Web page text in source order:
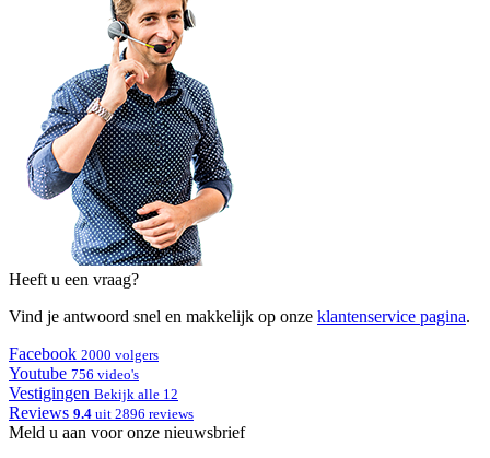
Heeft u een vraag?
Vind je antwoord snel en makkelijk op onze klantenservice pagina.
Facebook 2000 volgers
Youtube 756 video's
Vestigingen Bekijk alle 12
Reviews 9.4 uit 2896 reviews
Meld u aan voor onze nieuwsbrief